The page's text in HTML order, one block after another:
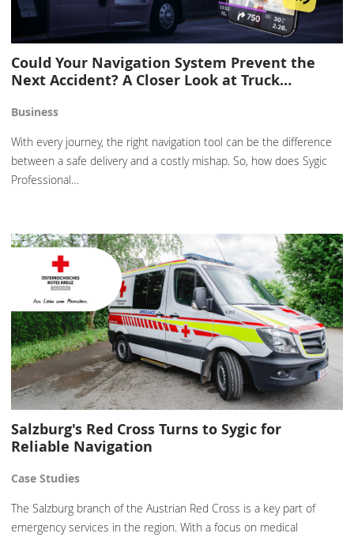
Could Your Navigation System Prevent the
Next Accident? A Closer Look at Truck…
Business
With every journey, the right navigation tool can be the difference
between a safe delivery and a costly mishap. So, how does Sygic
Professional…
Salzburg's Red Cross Turns to Sygic for
Reliable Navigation
Case Studies
The Salzburg branch of the Austrian Red Cross is a key part of
emergency services in the region. With a focus on medical